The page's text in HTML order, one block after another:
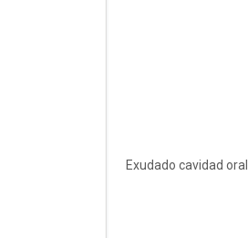
Exudado cavidad oral